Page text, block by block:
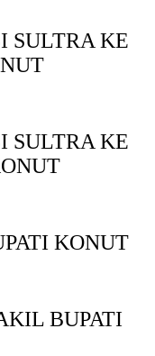
SULTRA KE
SULTRA KE
KONUT
BUPATI